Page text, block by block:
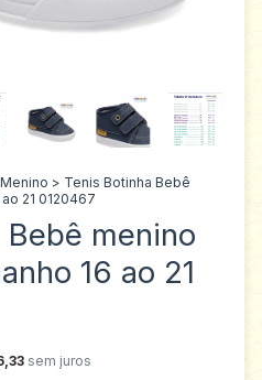
> Tenis Botinha Bebê
21 0120467
menino
16 ao 21
sem juros